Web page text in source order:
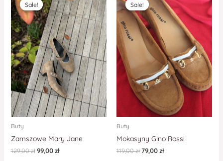
Sale!
Sale!
Buty
Zamszowe Mary Jane
129,00zł 99,00zł
Sale!
Sale!
Buty
Mokasyny Gino Rossi
119,00zł79,00zł